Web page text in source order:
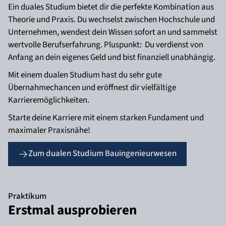
Ein duales Studium bietet dir die perfekte Kombination aus
Theorie und Praxis. Du wechselst zwischen Hochschule und
Unternehmen, wendest dein Wissen sofort an und sammelst
wertvolle Berufserfahrung. Pluspunkt: Du verdienst von
Anfang an dein eigenes Geld und bist finanziell unabhängig.
Mit einem dualen Studium hast du sehr gute
Übernahmechancen und eröffnest dir vielfältige
Karrieremöglichkeiten.
Starte deine Karriere mit einem starken Fundament und
maximaler Praxisnähe!
Zum dualen Studium Bauingenieurwesen
Praktikum
Erstmal ausprobieren